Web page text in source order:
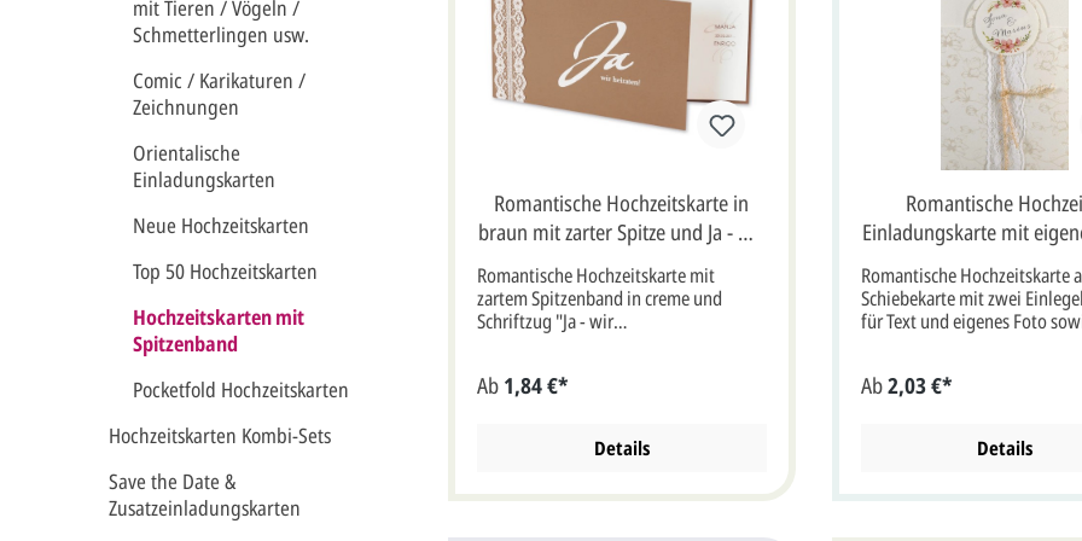
mit Tieren / Vögeln /
Schmetterlingen usw.
Comic / Karikaturen /
Zeichnungen
Orientalische
Einladungskarten
Neue Hochzeitskarten
Top 50 Hochzeitskarten
Hochzeitskarten mit
Spitzenband
Pocketfold Hochzeitskarten
Hochzeitskarten Kombi-Sets
Save the Date &
Zusatzeinladungskarten
Romantische Hochzeitskarte in
braun mit zarter Spitze und Ja - wir
heiraten
Romantische Hochzeitskarte mit
zartem Spitzenband in creme und
Schriftzug "Ja - wir
Designkarton in Naturoptik und
der linken Vorderseite der Klappkarte
im DIN lang Format wird ein
Spitze angebracht. In auffälliger
Ab 1,84 €*
Details
Romantische
Einladungskarte mit
und Spitzenband
Romantische Hochzeitskarte
Schiebekarte mit zwei
für Text und eigenes Foto
cremeweißem Aquarellkarton
Einladung ist auf der
Blumen in perlmuttfarbener
Ab2,03 €*
Details